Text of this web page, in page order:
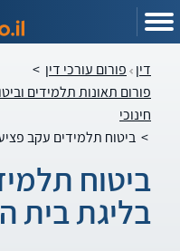
דין פורום עורכי דין >
פורום תאונות תלמידים
חינוכי
> ביטוח תלמידים עקב
ביטוח
בליגת בית